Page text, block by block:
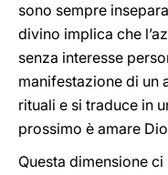
sono sempre
divino implica che
senza interesse
manifestazione di un
rituali e si traduce in
prossimo è amare
Questa dimensione